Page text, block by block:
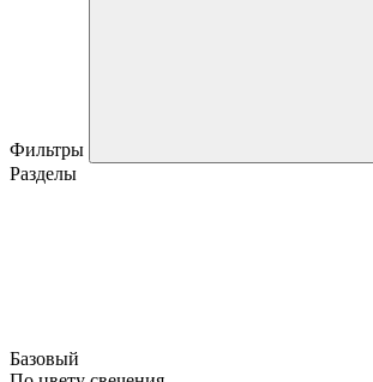
Фильтры
Разделы
Базовый